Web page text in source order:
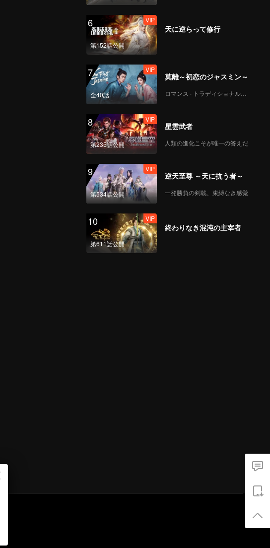
6
第152話公開
VIP
天に逆らって修行
7
全40話
VIP
莫離～初恋のジャスミン～
ロマンス · トラディショナル・コスチューム
8
第235話公開
VIP
星雲武者
人類の進化こそが唯一の答えだ
9
第534話公開
VIP
逆天至尊 ～天に抗う者～
一発勝負の剣戟、束縛なき感覚
10
第611話公開
VIP
終わりなき混沌の主宰者